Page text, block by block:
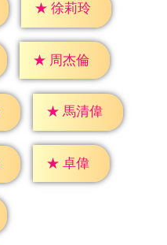
★ 徐莉玲
★ 周杰倫
★ 馬清偉
★ 卓偉